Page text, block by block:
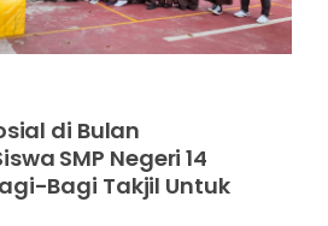
di Bulan
SMP Negeri 14
Bagi Takjil Untuk